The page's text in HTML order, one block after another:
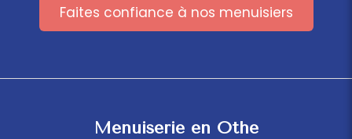
Faites confiance à nos menuisiers
Menuiserie en Othe